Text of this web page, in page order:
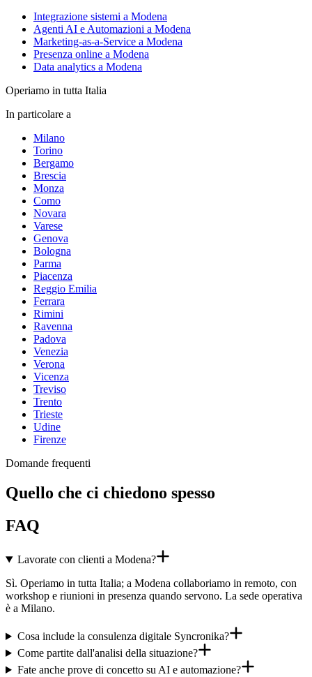
Integrazione sistemi a Modena
Agenti AI e Automazioni a Modena
Marketing-as-a-Service a Modena
Presenza online a Modena
Data analytics a Modena
Operiamo in tutta Italia
In particolare a
Milano
Torino
Bergamo
Brescia
Monza
Como
Novara
Varese
Genova
Bologna
Parma
Piacenza
Reggio Emilia
Ferrara
Rimini
Ravenna
Padova
Venezia
Verona
Vicenza
Treviso
Trento
Trieste
Udine
Firenze
Domande frequenti
Quello che ci chiedono spesso
FAQ
Lavorate con clienti a Modena?
Sì. Operiamo in tutta Italia; a Modena collaboriamo in remoto, con
workshop e riunioni in presenza quando servono. La sede operativa
è a Milano.
Cosa include la consulenza digitale Syncronika?
Come partite dall'analisi della situazione?
Fate anche prove di concetto su AI e automazione?